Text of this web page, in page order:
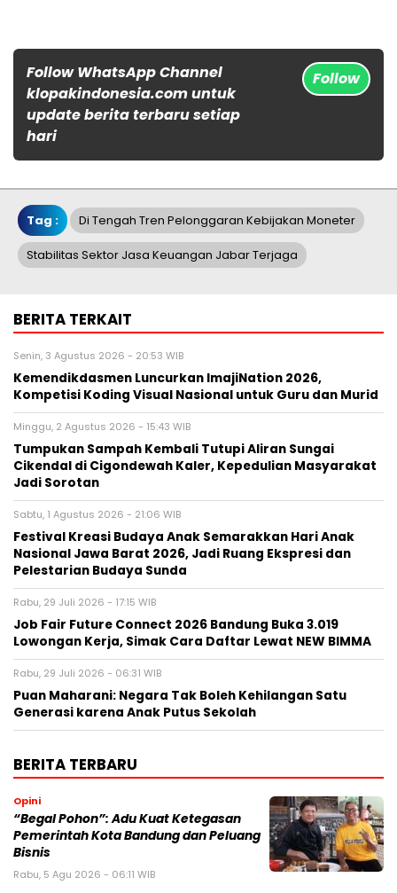
Follow WhatsApp Channel
klopakindonesia.com untuk
update berita terbaru setiap
hari
Follow
Tag : Di Tengah Tren Pelonggaran Kebijakan Moneter
Stabilitas Sektor Jasa Keuangan Jabar Terjaga
BERITA TERKAIT
Senin, 3 Agustus 2026 - 20:53 WIB
Kemendikdasmen Luncurkan ImajiNation 2026,
Kompetisi Koding Visual Nasional untuk Guru dan Murid
Minggu, 2 Agustus 2026 - 15:43 WIB
Tumpukan Sampah Kembali Tutupi Aliran Sungai
Cikendal di Cigondewah Kaler, Kepedulian Masyarakat
Jadi Sorotan
Sabtu, 1 Agustus 2026 - 21:06 WIB
Festival Kreasi Budaya Anak Semarakkan Hari Anak
Nasional Jawa Barat 2026, Jadi Ruang Ekspresi dan
Pelestarian Budaya Sunda
Rabu, 29 Juli 2026 - 17:15 WIB
Job Fair Future Connect 2026 Bandung Buka 3.019
Lowongan Kerja, Simak Cara Daftar Lewat NEW BIMMA
Rabu, 29 Juli 2026 - 06:31 WIB
Puan Maharani: Negara Tak Boleh Kehilangan Satu
Generasi karena Anak Putus Sekolah
BERITA TERBARU
Opini
“Begal Pohon”: Adu Kuat Ketegasan
Pemerintah Kota Bandung dan Peluang
Bisnis
Rabu, 5 Agu 2026 - 06:11 WIB